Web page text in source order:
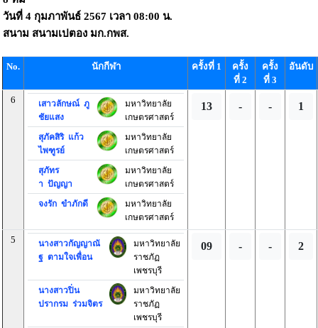
วันที่ 4 กุมภาพันธ์ 2567 เวลา 08:00 น.
สนาม สนามเปตอง มก.กพส.
No. นักกีฬา ครั้งที่ 1
ครั้ง
ที่ 2
ครั้ง
ที่ 3
อันดับ
6
เสาวลักษณ์ ภู
ชัยแสง
มหาวิทยาลัย
เกษตรศาสตร์
สุภัคสิริ แก้ว
ไพฑูรย์
มหาวิทยาลัย
เกษตรศาสตร์
สุภัทร
า ปัญญา
มหาวิทยาลัย
เกษตรศาสตร์
จงรัก ขำภักดี
มหาวิทยาลัย
เกษตรศาสตร์
13 - - 1
5
นางสาวกัญญาณั
ฐ ตามใจเพื่อน
มหาวิทยาลัย
ราชภัฏ
เพชรบุรี
นางสาวปิ่น
ปรากรม ร่วมจิตร
มหาวิทยาลัย
ราชภัฏ
เพชรบุรี
09 - - 2